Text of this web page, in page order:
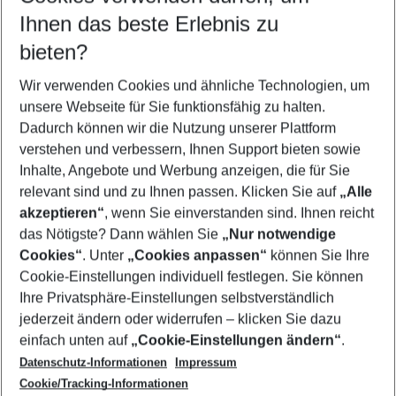
Reisezeitraum wählen
08.08.26– 06.08.27 5-8 Nächte
2 Erwachsene Keine Kinder
Mehr Filter anzeigen
Footer
Footer navigation
Über uns
AGB
Cookie-Einstellungen ändern
Cookie-Richtlinie
Datenschutz
Service & Hilfe
Barrierefreies Reisen
Check-in
Folgen Sie uns
Ihnen das beste Erlebnis zu
bieten?
Wir verwenden Cookies und ähnliche Technologien, um
unsere Webseite für Sie funktionsfähig zu halten.
Dadurch können wir die Nutzung unserer Plattform
verstehen und verbessern, Ihnen Support bieten sowie
Inhalte, Angebote und Werbung anzeigen, die für Sie
relevant sind und zu Ihnen passen. Klicken Sie auf „Alle
akzeptieren“, wenn Sie einverstanden sind. Ihnen reicht
das Nötigste? Dann wählen Sie „Nur notwendige
Cookies“. Unter „Cookies anpassen“ können Sie Ihre
Cookie-Einstellungen individuell festlegen. Sie können
Ihre Privatsphäre-Einstellungen selbstverständlich
jederzeit ändern oder widerrufen – klicken Sie dazu
einfach unten auf „Cookie-Einstellungen ändern“.
Datenschutz-Informationen
Impressum
Cookie/Tracking-Informationen